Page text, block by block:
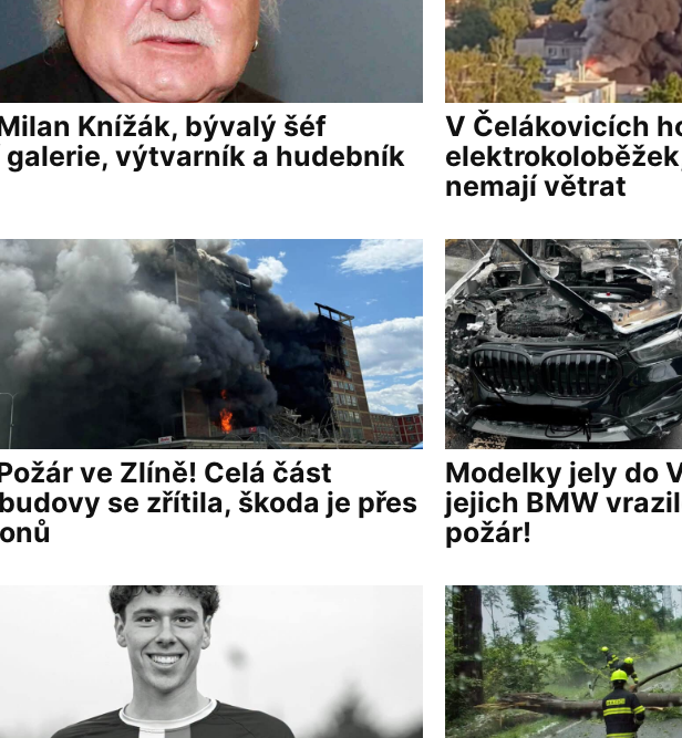
Knížák, bývalý šéf
galerie, výtvarník a hudebník
V Čelákovicích
nemají větrat
ve Zlíně! Celá část
se zřítila, škoda je přes
Modelky jely do
jejich BMW
požár!